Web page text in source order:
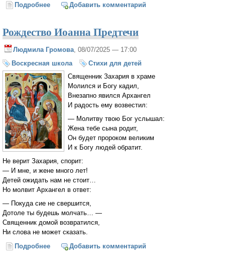
Подробнее о "Сундучок сокровищ" для православного
Добавить комментарий
Рождество Иоанна Предтечи
Людмила Громова , 08/07/2025 — 17:00
Воскресная школа
Стихи для детей
Священник Захария в храме
Молился и Богу кадил,
Внезапно явился Архангел
И радость ему возвестил:
— Молитву твою Бог услышал:
Жена тебе сына родит,
Он будет пророком великим
И к Богу людей обратит.
Не верит Захария, спорит:
— И мне, и жене много лет!
Детей ожидать нам не стоит…
Но молвит Архангел в ответ:
— Покуда сие не свершится,
Дотоле ты будешь молчать… —
Священник домой возвратился,
Ни слова не может сказать.
Подробнее о Рождество Иоанна Предтечи
Добавить комментарий